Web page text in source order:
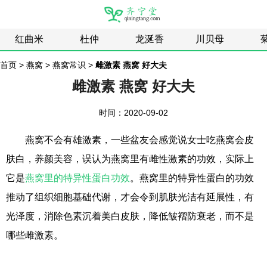
红曲米 杜仲 龙涎香 川贝母
首页 > 燕窝 > 燕窝常识 > 雌激素 燕窝 好大夫
雌激素 燕窝 好大夫
时间：2020-09-02
燕窝不会有雄激素，一些盆友会感觉说女士吃燕窝会皮
肤白，养颜美容，误认为燕窝里有雌性激素的功效，实际上
它是燕窝里的特异性蛋白功效。燕窝里的特异性蛋白的功效
推动了组织细胞基础代谢，才会令到肌肤光洁有延展性，有
光泽度，消除色素沉着美白皮肤，降低皱褶防衰老，而不是
哪些雌激素。